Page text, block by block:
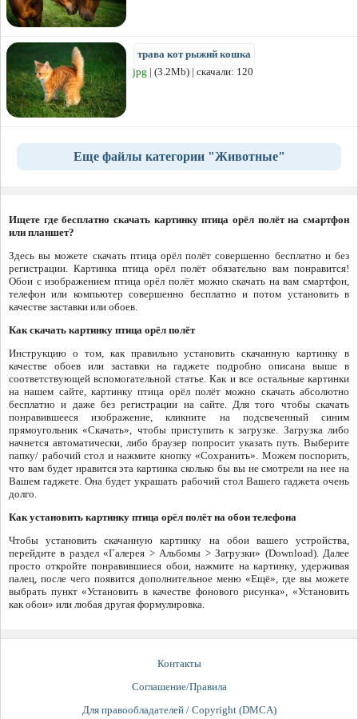
трава кот рыжий кошка
jpg | (3.2Mb) | скачали: 120
Еще файлы категории "Животные"
Ищете где бесплатно скачать картинку птица орёл полёт на смартфон
или планшет?
Здесь вы можете скачать птица орёл полёт совершенно бесплатно и без
регистрации. Картинка птица орёл полёт обязательно вам понравится!
Обои с изображением птица орёл полёт можно скачать на вам смартфон,
телефон или компьютер совершенно бесплатно и потом установить в
качестве заставки или обоев.
Как скачать картинку птица орёл полёт
Инструкцию о том, как правильно установить скачанную картинку в
качестве обоев или заставки на гаджете подробно описана выше в
соответствующей вспомогательной статье. Как и все остальные картинки
на нашем сайте, картинку птица орёл полёт можно скачать абсолютно
бесплатно и даже без регистрации на сайте. Для того чтобы скачать
понравившееся изображение, кликните на подсвеченный синим
прямоугольник «Скачать», чтобы приступить к загрузке. Загрузка либо
начнется автоматически, либо браузер попросит указать путь. Выберите
папку/ рабочий стол и нажмите кнопку «Сохранить». Можем поспорить,
что вам будет нравится эта картинка сколько бы вы не смотрели на нее на
Вашем гаджете. Она будет украшать рабочий стол Вашего гаджета очень
долго.
Как установить картинку птица орёл полёт на обои телефона
Чтобы установить скачанную картинку на обои вашего устройства,
перейдите в раздел «Галерея > Альбомы > Загрузки» (Download). Далее
просто откройте понравившиеся обои, нажмите на картинку, удерживая
палец, после чего появится дополнительное меню «Ещё», где вы можете
выбрать пункт «Установить в качестве фонового рисунка», «Установить
как обои» или любая другая формулировка.
Контакты
Соглашение/Правила
Для правообладателей / Copyright (DMCA)